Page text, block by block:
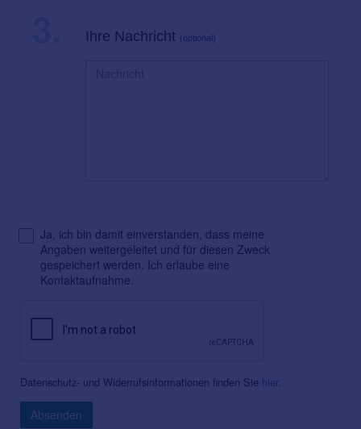
Ihre Nachricht (optional)
Ja, ich bin damit einverstanden, dass meine
Angaben weitergeleitet und für diesen Zweck
gespeichert werden. Ich erlaube eine
Kontaktaufnahme.
Datenschutz- und Widerrufsinformationen finden Sie hier.
Absenden